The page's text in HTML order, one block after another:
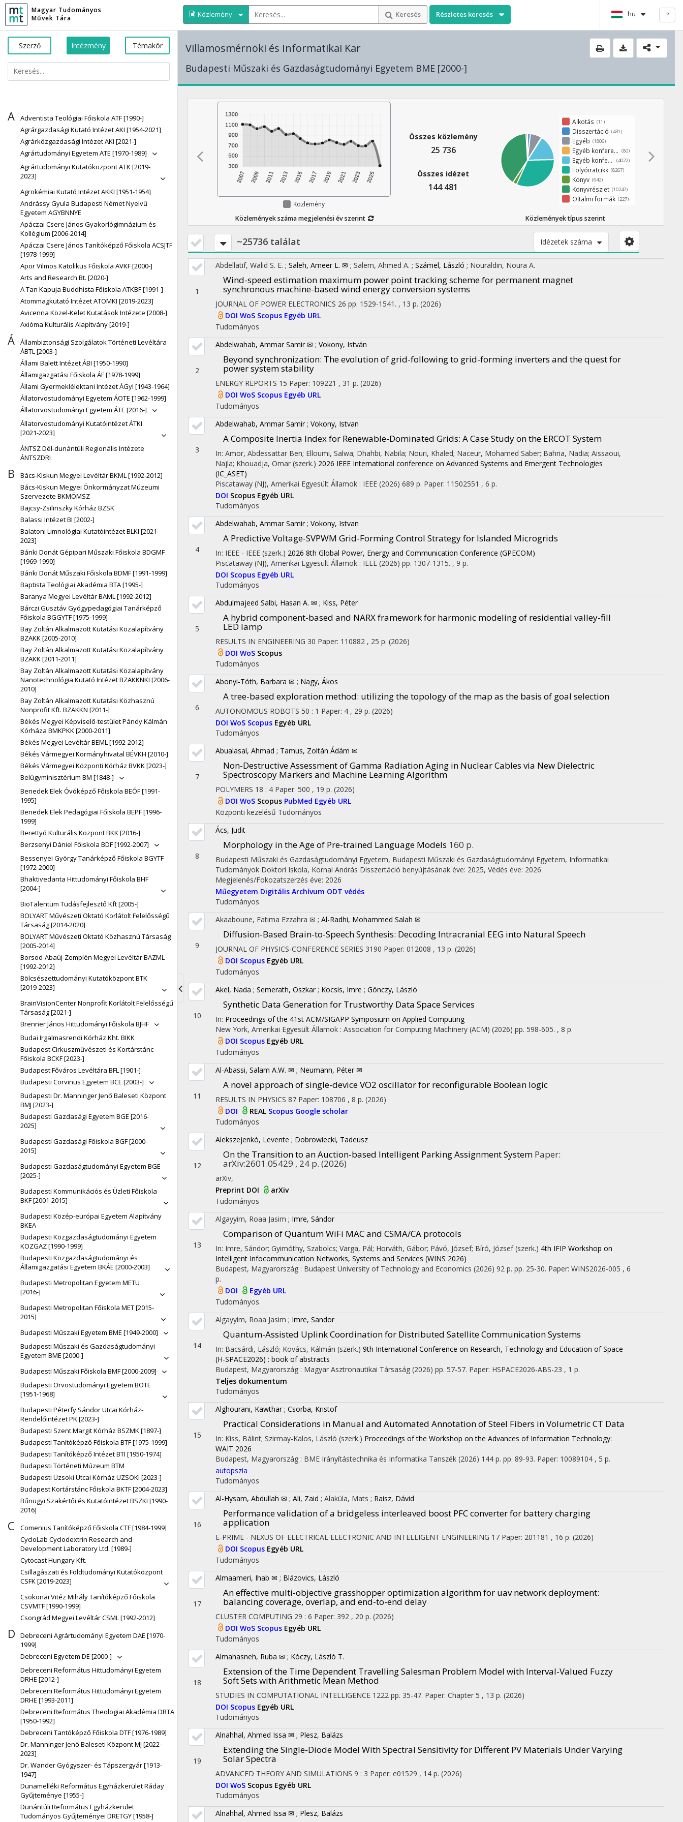
Toggle
navigation
Magyar Tudományos
Művek Tára
Közlemény Keresés Részletes keresés hu ?
Szerző Intézmény Témakör
A
Adventista Teológiai Főiskola ATF [1990-]
Agrárgazdasági Kutató Intézet AKI [1954-2021]
Agrárközgazdasági Intézet AKI [2021-]
Agrártudományi Egyetem ATE [1970-1989]
Agrártudományi Kutatóközpont ATK [2019-
2023]
Agrokémiai Kutató Intézet AKKI [1951-1954]
Andrássy Gyula Budapesti Német Nyelvű
Egyetem AGYBNNYE
Apáczai Csere János Gyakorlógimnázium és
Kollégium [2006-2014]
Apáczai Csere János Tanítóképző Főiskola ACSJTF
[1978-1999]
Apor Vilmos Katolikus Főiskola AVKF [2000-]
Arts and Research Bt. [2020-]
A Tan Kapuja Buddhista Főiskola ATKBF [1991-]
Atommagkutató Intézet ATOMKI [2019-2023]
Avicenna Közel-Kelet Kutatások Intézete [2008-]
Axióma Kulturális Alapítvány [2019-]
Á
Állambiztonsági Szolgálatok Történeti Levéltára
ÁBTL [2003-]
Állami Balett Intézet ÁBI [1950-1990]
Államigazgatási Főiskola ÁF [1978-1999]
Állami Gyermeklélektani Intézet ÁGyI [1943-1964]
Állatorvostudományi Egyetem ÁOTE [1962-1999]
Állatorvostudományi Egyetem ÁTE [2016-]
Állatorvostudományi Kutatóintézet ÁTKI
[2021-2023]
ÁNTSZ Dél-dunántúli Regionális Intézete
ÁNTSZDRI
B
Bács-Kiskun Megyei Levéltár BKML [1992-2012]
Bács-Kiskun Megyei Önkormányzat Múzeumi
Szervezete BKMÖMSZ
Bajcsy-Zsilinszky Kórház BZSK
Balassi Intézet BI [2002-]
Balatoni Limnológiai Kutatóintézet BLKI [2021-
2023]
Bánki Donát Gépipari Műszaki Főiskola BDGMF
[1969-1990]
Bánki Donát Műszaki Főiskola BDMF [1991-1999]
Baptista Teológiai Akadémia BTA [1995-]
Baranya Megyei Levéltár BAML [1992-2012]
Bárczi Gusztáv Gyógypedagógiai Tanárképző
Főiskola BGGYTF [1975-1999]
Bay Zoltán Alkalmazott Kutatási Közalapítvány
BZAKK [2005-2010]
Bay Zoltán Alkalmazott Kutatási Közalapítvány
BZAKK [2011-2011]
Bay Zoltán Alkalmazott Kutatási Közalapítvány
Nanotechnológia Kutató Intézet BZAKKNKI [2006-
2010]
Bay Zoltán Alkalmazott Kutatási Közhasznú
Nonprofit Kft. BZAKKN [2011-]
Békés Megyei Képviselő-testület Pándy Kálmán
Kórháza BMKPKK [2000-2011]
Békés Megyei Levéltár BEML [1992-2012]
Békés Vármegyei Kormányhivatal BÉVKH [2010-]
Békés Vármegyei Központi Kórház BVKK [2023-]
Belügyminisztérium BM [1848-]
Benedek Elek Óvóképző Főiskola BEÓF [1991-
1995]
Benedek Elek Pedagógiai Főiskola BEPF [1996-
1999]
Berettyó Kulturális Központ BKK [2016-]
Berzsenyi Dániel Főiskola BDF [1992-2007]
Bessenyei György Tanárképző Főiskola BGYTF
[1972-2000]
Bhaktivedanta Hittudományi Főiskola BHF
[2004-]
BioTalentum Tudásfejlesztő Kft [2005-]
BOLYART Művészeti Oktató Korlátolt Felelősségű
Társaság [2014-2020]
BOLYART Művészeti Oktató Közhasznú Társaság
[2005-2014]
Borsod-Abaúj-Zemplén Megyei Levéltár BAZML
[1992-2012]
Bölcsészettudományi Kutatóközpont BTK
[2019-2023]
BrainVisionCenter Nonprofit Korlátolt Felelősségű
Társaság [2021-]
Brenner János Hittudományi Főiskola BJHF
Budai Irgalmasrendi Kórház Kht. BIKK
Budapest Cirkuszművészeti és Kortárstánc
Főiskola BCKF [2023-]
Budapest Főváros Levéltára BFL [1901-]
Budapesti Corvinus Egyetem BCE [2003-]
Budapesti Dr. Manninger Jenő Baleseti Központ
BMJ [2023-]
Budapesti Gazdasági Egyetem BGE [2016-
2025]
Budapesti Gazdasági Főiskola BGF [2000-
2015]
Budapesti Gazdaságtudományi Egyetem BGE
[2025-]
Budapesti Kommunikációs és Üzleti Főiskola
BKF [2001-2015]
Budapesti Közép-európai Egyetem Alapítvány
BKEA
Budapesti Közgazdaságtudományi Egyetem
KOZGAZ [1990-1999]
Budapesti Közgazdaságtudományi és
Államigazgatási Egyetem BKÁE [2000-2003]
Budapesti Metropolitan Egyetem METU
[2016-]
Budapesti Metropolitan Főiskola MET [2015-
2015]
Budapesti Műszaki Egyetem BME [1949-2000]
Budapesti Műszaki és Gazdaságtudományi
Egyetem BME [2000-]
Budapesti Műszaki Főiskola BMF [2000-2009]
Budapesti Orvostudományi Egyetem BOTE
[1951-1968]
Budapesti Péterfy Sándor Utcai Kórház-
Rendelőintézet PK [2023-]
Budapesti Szent Margit Kórház BSZMK [1897-]
Budapesti Tanítóképző Főiskola BTF [1975-1999]
Budapesti Tanítóképző Intézet BTI [1950-1974]
Budapesti Történeti Múzeum BTM
Budapesti Uzsoki Utcai Kórház UZSOKI [2023-]
Budapest Kortárstánc Főiskola BKTF [2004-2023]
Bűnügyi Szakértői és Kutatóintézet BSZKI [1990-
2016]
C
Comenius Tanítóképző Főiskola CTF [1984-1999]
CycloLab Cyclodextrin Research and
Development Laboratory Ltd. [1989-]
Cytocast Hungary Kft.
Csillagászati és Földtudományi Kutatóközpont
CSFK [2019-2023]
Csokonai Vitéz Mihály Tanítóképző Főiskola
CSVMTF [1990-1999]
Csongrád Megyei Levéltár CSML [1992-2012]
D
Debreceni Agrártudományi Egyetem DAE [1970-
1999]
Debreceni Egyetem DE [2000-]
Debreceni Református Hittudományi Egyetem
DRHE [2012-]
Debreceni Református Hittudományi Egyetem
DRHE [1993-2011]
Debreceni Református Theologiai Akadémia DRTA
[1950-1992]
Debreceni Tantóképző Főiskola DTF [1976-1989]
Dr. Manninger Jenő Baleseti Központ MJ [2022-
2023]
Dr. Wander Gyógyszer- és Tápszergyár [1913-
1947]
Dunamelléki Református Egyházkerület Ráday
Gyűjteménye [1955-]
Dunántúli Református Egyházkerület
Tudományos Gyűjteményei DRETGY [1958-]
Villamosmérnöki és Informatikai Kar
Budapesti Műszaki és Gazdaságtudományi Egyetem BME [2000-]
Közlemény
Közlemények száma megjelenési év szerint
Összes közlemény
25 736
Összes idézet
144 481
Alkotás (11)
Disszertáció (431)
Egyéb (1806)
(80)
(4022)
Folyóiratcikk (8267)
Könyv (642)
Könyvrészlet (10247)
Oltalmi formák (227)
Közlemények típus szerint
~25736 találat Idézetek száma
1
Abdellatif, Walid S. E. ; Saleh, Ameer L. ✉ ; Salem, Ahmed A. ; Számel, László ; Nouraldin, Noura A.
Wind-speed estimation maximum power point tracking scheme for permanent magnet
synchronous machine-based wind energy conversion systems
JOURNAL OF POWER ELECTRONICS 26 pp. 1529-1541. , 13 p. (2026)
DOI WoS Scopus Egyéb URL
Tudományos
2
Abdelwahab, Ammar Samir ✉ ; Vokony, István
Beyond synchronization: The evolution of grid-following to grid-forming inverters and the quest for
power system stability
ENERGY REPORTS 15 Paper: 109221 , 31 p. (2026)
DOI WoS Scopus Egyéb URL
Tudományos
3
Abdelwahab, Ammar Samir ; Vokony, Istvan
A Composite Inertia Index for Renewable-Dominated Grids: A Case Study on the ERCOT System
In: Amor, Abdessattar Ben; Elloumi, Salwa; Dhahbi, Nabila; Nouri, Khaled; Naceur, Mohamed Saber; Bahria, Nadia; Aissaoui,
Najla; Khouadja, Omar (szerk.) 2026 IEEE International conference on Advanced Systems and Emergent Technologies
(IC_ASET)
Piscataway (NJ), Amerikai Egyesült Államok : IEEE (2026) 689 p. Paper: 11502551 , 6 p.
DOI Scopus Egyéb URL
Tudományos
4
Abdelwahab, Ammar Samir ; Vokony, Istvan
A Predictive Voltage-SVPWM Grid-Forming Control Strategy for Islanded Microgrids
In: IEEE - IEEE (szerk.) 2026 8th Global Power, Energy and Communication Conference (GPECOM)
Piscataway (NJ), Amerikai Egyesült Államok : IEEE (2026) pp. 1307-1315. , 9 p.
DOI Scopus Egyéb URL
Tudományos
5
Abdulmajeed Salbi, Hasan A. ✉ ; Kiss, Péter
A hybrid component-based and NARX framework for harmonic modeling of residential valley-fill
LED lamp
RESULTS IN ENGINEERING 30 Paper: 110882 , 25 p. (2026)
DOI WoS Scopus
Tudományos
6
Abonyi-Tóth, Barbara ✉ ; Nagy, Ákos
A tree-based exploration method: utilizing the topology of the map as the basis of goal selection
AUTONOMOUS ROBOTS 50 : 1 Paper: 4 , 29 p. (2026)
DOI WoS Scopus Egyéb URL
Tudományos
7
Abualasal, Ahmad ; Tamus, Zoltán Ádám ✉
Non-Destructive Assessment of Gamma Radiation Aging in Nuclear Cables via New Dielectric
Spectroscopy Markers and Machine Learning Algorithm
POLYMERS 18 : 4 Paper: 500 , 19 p. (2026)
DOI WoS Scopus PubMed Egyéb URL
Központi kezelésű Tudományos
8
Ács, Judit
Morphology in the Age of Pre-trained Language Models 160 p.
Budapesti Műszaki és Gazdaságtudományi Egyetem, Budapesti Műszaki és Gazdaságtudományi Egyetem, Informatikai
Tudományok Doktori Iskola, Kornai András Disszertáció benyújtásának éve: 2025, Védés éve: 2026
Megjelenés/Fokozatszerzés éve: 2026
Műegyetem Digitális Archívum ODT védés
Tudományos
9
Akaaboune, Fatima Ezzahra ✉ ; Al-Radhi, Mohammed Salah ✉
Diffusion-Based Brain-to-Speech Synthesis: Decoding Intracranial EEG into Natural Speech
JOURNAL OF PHYSICS-CONFERENCE SERIES 3190 Paper: 012008 , 13 p. (2026)
DOI Scopus Egyéb URL
Tudományos
10
Akel, Nada ; Semerath, Oszkar ; Kocsis, Imre ; Gönczy, László
Synthetic Data Generation for Trustworthy Data Space Services
In: Proceedings of the 41st ACM/SIGAPP Symposium on Applied Computing
New York, Amerikai Egyesült Államok : Association for Computing Machinery (ACM) (2026) pp. 598-605. , 8 p.
DOI Scopus Egyéb URL
Tudományos
11
Al-Abassi, Salam A.W. ✉ ; Neumann, Péter ✉
A novel approach of single-device VO2 oscillator for reconfigurable Boolean logic
RESULTS IN PHYSICS 87 Paper: 108706 , 8 p. (2026)
DOI
REAL Scopus Google scholar
Tudományos
12
Alekszejenkó, Levente ; Dobrowiecki, Tadeusz
On the Transition to an Auction-based Intelligent Parking Assignment System Paper:
arXiv:2601.05429 , 24 p. (2026)
arXiv,
Preprint DOI
arXiv
Tudományos
13
Algayyim, Roaa Jasim ; Imre, Sándor
Comparison of Quantum WiFi MAC and CSMA/CA protocols
In: Imre, Sándor; Gyimóthy, Szabolcs; Varga, Pál; Horváth, Gábor; Pávó, József; Bíró, József (szerk.) 4th IFIP Workshop on
Intelligent Infocommunication Networks, Systems and Services (WINS 2026)
Budapest, Magyarország : Budapest University of Technology and Economics (2026) 92 p. pp. 25-30. Paper: WINS2026-005 , 6
p.
DOI
Egyéb URL
Tudományos
14
Algayyim, Roaa Jasim ; Imre, Sandor
Quantum-Assisted Uplink Coordination for Distributed Satellite Communication Systems
In: Bacsárdi, László; Kovács, Kálmán (szerk.) 9th International Conference on Research, Technology and Education of Space
(H-SPACE2026) : book of abstracts
Budapest, Magyarország : Magyar Asztronautikai Társaság (2026) pp. 57-57. Paper: HSPACE2026-ABS-23 , 1 p.
Teljes dokumentum
Tudományos
15
Alghourani, Kawthar ; Csorba, Kristof
Practical Considerations in Manual and Automated Annotation of Steel Fibers in Volumetric CT Data
In: Kiss, Bálint; Szirmay-Kalos, László (szerk.) Proceedings of the Workshop on the Advances of Information Technology:
WAIT 2026
Budapest, Magyarország : BME Irányítástechnika és Informatika Tanszék (2026) 144 p. pp. 89-93. Paper: 10089104 , 5 p.
autopszia
Tudományos
16
Al-Hysam, Abdullah ✉ ; Ali, Zaid ; Alaküla, Mats ; Raisz, Dávid
Performance validation of a bridgeless interleaved boost PFC converter for battery charging
application
E-PRIME - NEXUS OF ELECTRICAL ELECTRONIC AND INTELLIGENT ENGINEERING 17 Paper: 201181 , 16 p. (2026)
DOI Scopus Egyéb URL
Tudományos
17
Almaameri, Ihab ✉ ; Blázovics, László
An effective multi-objective grasshopper optimization algorithm for uav network deployment:
balancing coverage, overlap, and end-to-end delay
CLUSTER COMPUTING 29 : 6 Paper: 392 , 20 p. (2026)
DOI WoS Scopus Egyéb URL
Tudományos
18
Almahasneh, Ruba ✉ ; Kóczy, László T.
Extension of the Time Dependent Travelling Salesman Problem Model with Interval-Valued Fuzzy
Soft Sets with Arithmetic Mean Method
STUDIES IN COMPUTATIONAL INTELLIGENCE 1222 pp. 35-47. Paper: Chapter 5 , 13 p. (2026)
DOI Scopus Egyéb URL
Tudományos
19
Alnahhal, Ahmed Issa ✉ ; Plesz, Balázs
Extending the Single‐Diode Model With Spectral Sensitivity for Different PV Materials Under Varying
Solar Spectra
ADVANCED THEORY AND SIMULATIONS 9 : 3 Paper: e01529 , 14 p. (2026)
DOI WoS Scopus Egyéb URL
Tudományos
Alnahhal, Ahmed Issa ✉ ; Plesz, Balázs